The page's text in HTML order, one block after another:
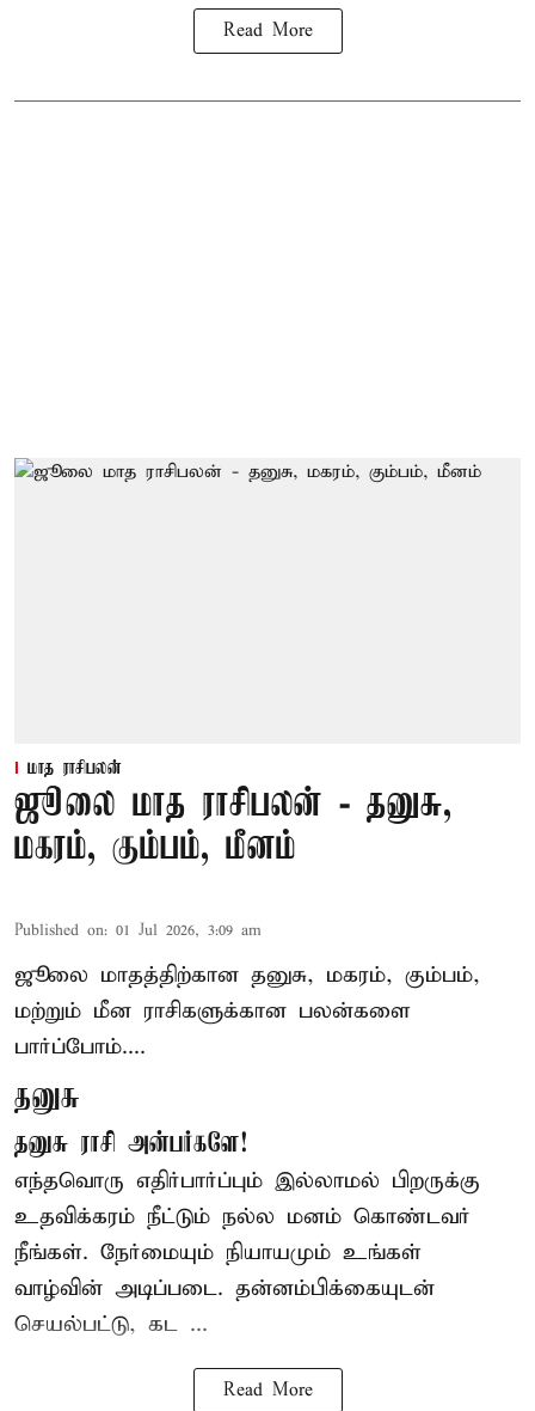
Read More
மாத ராசிபலன்
ஜூலை மாத ராசிபலன் - தனுசு,
மகரம், கும்பம், மீனம்
Published on: 01 Jul 2026, 3:09 am
ஜூலை மாதத்திற்கான தனுசு, மகரம், கும்பம்,
மற்றும் மீன ராசிகளுக்கான பலன்களை
பார்ப்போம்....
தனுசு
தனுசு ராசி அன்பர்களே!
எந்தவொரு எதிர்பார்ப்பும் இல்லாமல் பிறருக்கு
உதவிக்கரம் நீட்டும் நல்ல மனம் கொண்டவர்
நீங்கள். நேர்மையும் நியாயமும் உங்கள்
வாழ்வின் அடிப்படை. தன்னம்பிக்கையுடன்
செயல்பட்டு, கட ...
Read More